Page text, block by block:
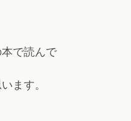
で読んで
ます。